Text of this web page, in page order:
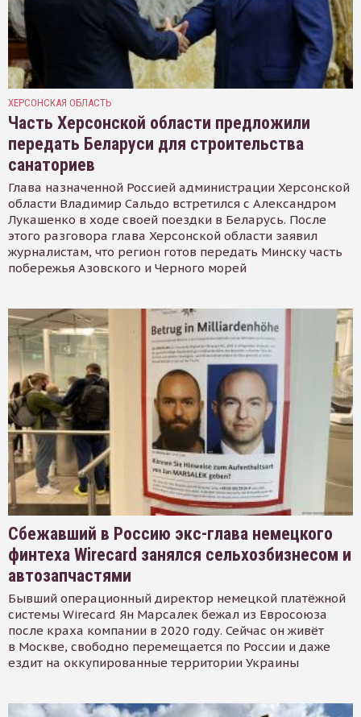
ХЕРСОНСКАЯ ОБЛАСТЬ
Часть Херсонской области предложили
передать Беларуси для строительства
санаториев
Глава назначенной Россией администрации Херсонской
области Владимир Сальдо встретился с Александром
Лукашенко в ходе своей поездки в Беларусь. После
этого разговора глава Херсонской области заявил
журналистам, что регион готов передать Минску часть
побережья Азовского и Черного морей
Сбежавший в Россию экс-глава немецкого
финтеха Wirecard занялся сельхозбизнесом и
автозапчастями
Бывший операционный директор немецкой платёжной
системы Wirecard Ян Марсалек бежал из Евросоюза
после краха компании в 2020 году. Сейчас он живёт
в Москве, свободно перемещается по России и даже
ездит на оккупированные территории Украины